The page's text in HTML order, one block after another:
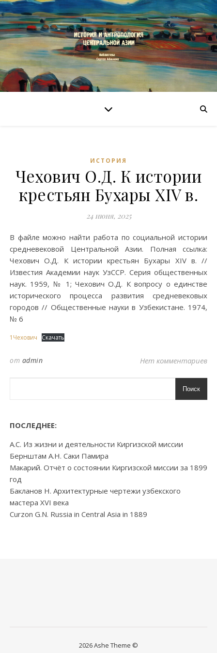
ИСТОРИЯ
Чехович О.Д. К истории
крестьян Бухары XIV в.
24 июня, 2025
В файле можно найти работа по социальной истории
средневековой Центральной Азии. Полная ссылка:
Чехович О.Д. К истории крестьян Бухары XIV в. //
Известия Академии наук УзССР. Серия общественных
наук. 1959, № 1; Чехович О.Д. К вопросу о единстве
исторического процесса развития средневековых
городов // Общественные науки в Узбекистане. 1974,
№ 6
1Чехович Скачать
от admin Нет комментариев
Поиск
ПОСЛЕДНЕЕ:
А.С. Из жизни и деятельности Киргизской миссии
Бернштам А.Н. Саки Памира
Макарий. Отчёт о состоянии Киргизской миссии за 1899
год
Бакланов Н. Архитектурные чертежи узбекского
мастера XVI века
Curzon G.N. Russia in Central Asia in 1889
2026 Ashe Theme ©